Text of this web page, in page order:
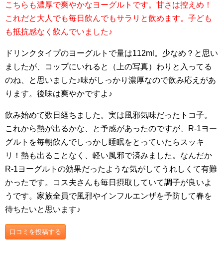
こちらも濃厚で爽やかなヨーグルトです。甘さは控えめ！
これだと大人でも毎日飲んでもサラリと飲めます。子ども
も抵抗感なく飲んでいました♪
ドリンクタイプのヨーグルトで量は112ml。少なめ？と思い
ましたが、コップにいれると（上の写真）わりと入ってる
のね、と思いました♪味がしっかり濃厚なので飲み応えがあ
ります。後味は爽やかですよ♪
飲み始めて数日経ちました。実は風邪気味だったトコ子。
これから熱が出るかな、と予感があったのですが、R-1ヨー
グルトを毎朝飲んでしっかし睡眠をとっていたらスッキ
リ！熱も出ることなく、軽い風邪で済みました。なんだか
R-1ヨーグルトの効果だったような気がしてうれしくて有難
かったです。コス夫さんも毎日摂取していて調子が良いよ
うです。家族全員で風邪やインフルエンザを予防して春を
待ちたいと思います♪
口コミを投稿する